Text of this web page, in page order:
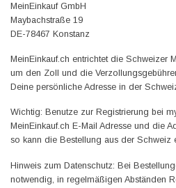
MeinEinkauf GmbH
Maybachstraße 19
DE-78467 Konstanz
MeinEinkauf.ch entrichtet die Schweizer
um den Zoll und die
Deine persönliche Adresse in der
Wichtig: Benutze zur Registrierung bei
MeinEinkauf.ch E-Mail Adresse und die
so kann die Bestellung aus der Schweiz
Hinweis zum Datenschutz: Bei
notwendig, in regelmäßigen Abständen